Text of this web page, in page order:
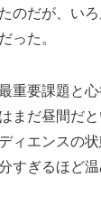
のだが、い
った。
重要課題と
だ昼間だ
ィエンスの
ぎるほど